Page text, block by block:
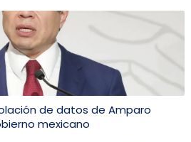
de datos de Amparo
mexicano